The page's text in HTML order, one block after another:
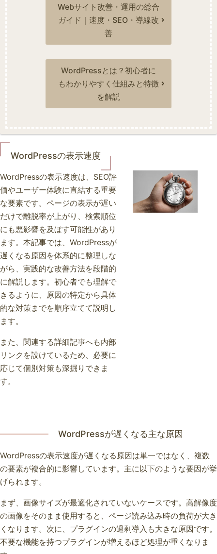
Webサイト改善・運用の総合
ガイド｜速度・SEO・導線改
善
WordPressとは？初心者に
もわかりやすく仕組みと特徴
を解説
WordPressの表示速度
WordPressの表示速度は、SEO評
価やユーザー体験に直結する重要
な要素です。ページの表示が遅い
だけで離脱率が上がり、検索順位
にも悪影響を及ぼす可能性があり
ます。本記事では、WordPressが
遅くなる原因を体系的に整理しな
がら、実践的な改善方法を段階的
に解説します。初心者でも理解で
きるように、原因の特定から具体
的な対策までを順序立てて説明し
ます。
また、関連する詳細記事へも内部
リンクを設けているため、必要に
応じて個別対策も深掘りできま
す。
WordPressが遅くなる主な原因
WordPressの表示速度が遅くなる原因は単一ではなく、複数
の要素が複合的に影響しています。主に以下のような要因が挙
げられます。
まず、画像サイズが最適化されていないケースです。高解像度
の画像をそのまま使用すると、ページ読み込み時の負荷が大き
くなります。次に、プラグインの過剰導入も大きな原因です。
不要な機能を持つプラグインが増えるほど処理が重くなりま